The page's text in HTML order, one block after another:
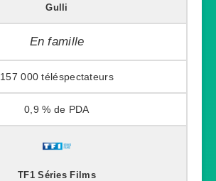
Gulli
En famille
157 000
0,9 %
TF1 Séries Films